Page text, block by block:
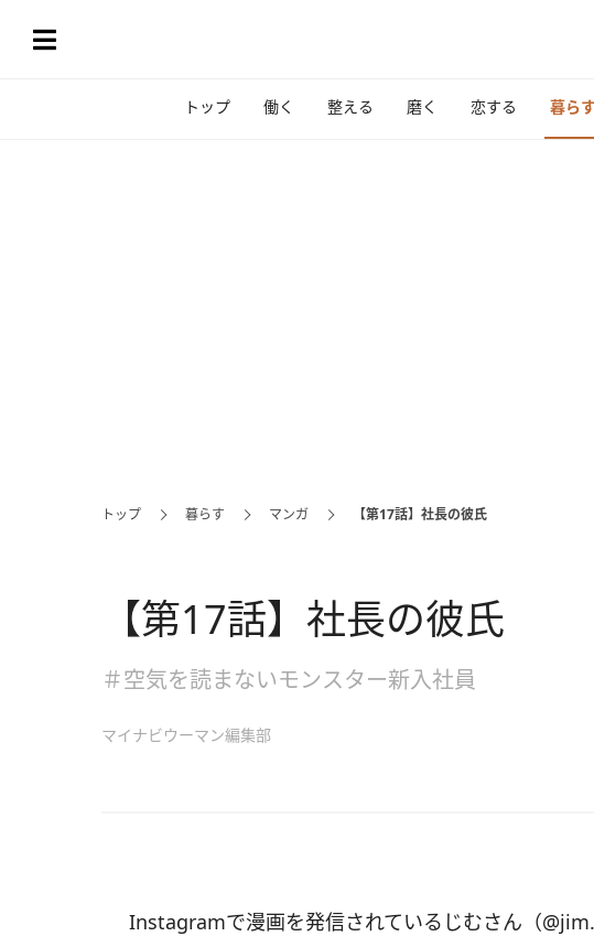
トップ 働く 整える 磨く 恋する 暮らす
トップ 暮らす マンガ 【第17話】社長の彼氏
【第17話】社長の彼氏
＃空気を読まないモンスター新入社員
マイナビウーマン編集部
Instagramで漫画を発信されているじむさん（